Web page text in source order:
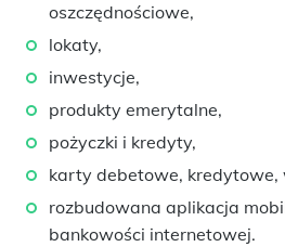
oszczędnościowe,
lokaty,
inwestycje,
produkty emerytalne,
pożyczki i kredyty,
karty debetowe, kredytowe,
rozbudowana aplikacja
bankowości internetowej.